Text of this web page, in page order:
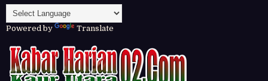
Powered by Translate